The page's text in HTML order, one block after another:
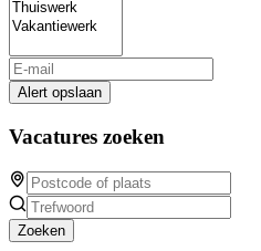
Alert opslaan
Vacatures zoeken
Zoeken